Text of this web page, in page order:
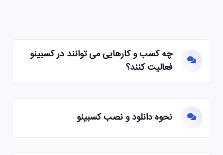
چه کسب و کارهایی می توانند در کسبینو
فعالیت کنند؟
نحوه دانلود و نصب کسبینو